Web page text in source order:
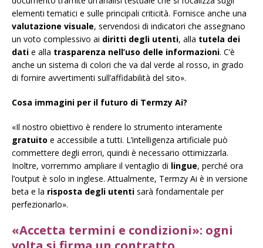
elementi tematici e sulle principali criticità. Fornisce anche una
valutazione visuale, servendosi di indicatori che assegnano
un voto complessivo ai diritti degli utenti, alla tutela dei
dati e alla trasparenza nell’uso delle informazioni. C’è
anche un sistema di colori che va dal verde al rosso, in grado
di fornire avvertimenti sull’affidabilità del sito».
Cosa immagini per il futuro di Termzy Ai?
«Il nostro obiettivo è rendere lo strumento interamente
gratuito e accessibile a tutti. L’intelligenza artificiale può
commettere degli errori, quindi è necessario ottimizzarla.
Inoltre, vorremmo ampliare il ventaglio di lingue, perché ora
l’output è solo in inglese. Attualmente, Termzy Ai è in versione
beta e la risposta degli utenti sarà fondamentale per
perfezionarlo».
«Accetta termini e condizioni»: ogni